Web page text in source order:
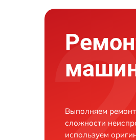
Выполняем
сложности
используем